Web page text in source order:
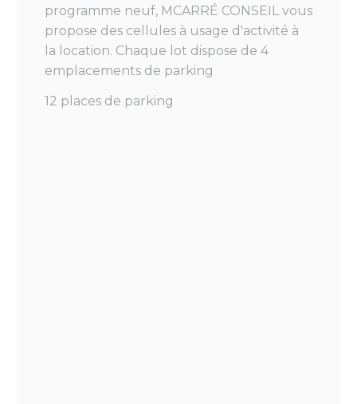
programme neuf, MCARRÉ CONSEIL vous
propose des cellules à usage d'activité à
la location. Chaque lot dispose de 4
emplacements de parking
12 places de parking